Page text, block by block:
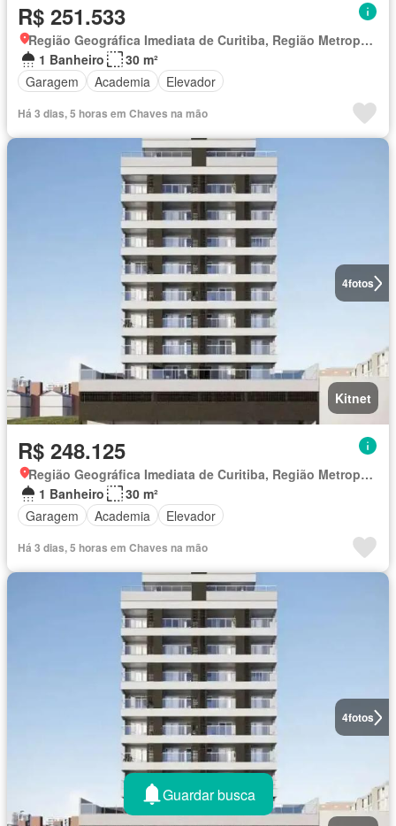
R$ 251.533
Região Geográfica Imediata de Curitiba, Região Metropolitana de Curitiba
1 Banheiro
30 m²
Garagem
Academia Elevador
Há 3 dias, 5 horas em Chaves na mão
4fotos
Kitnet
R$ 248.125
Região Geográfica Imediata de Curitiba, Região Metropolitana de Curitiba
1 Banheiro
30 m²
Garagem
Academia Elevador
Há 3 dias, 5 horas em Chaves na mão
4fotos
Guardar busca